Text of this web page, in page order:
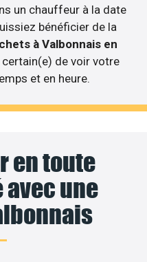
un chauffeur à la date
bénéficier de la
à Valbonnais en
de voir votre
et en heure.
en toute
une